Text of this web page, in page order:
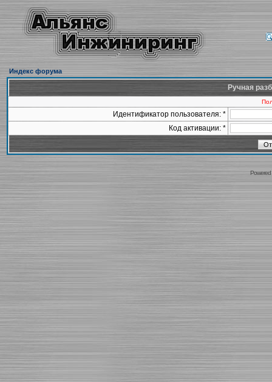
Индекс форума
Ручная
Идентификатор пользователя: *
Код активации: *